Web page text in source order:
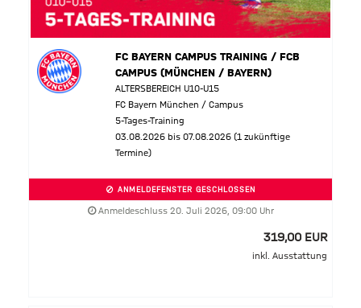
FC BAYERN CAMPUS TRAINING / FCB
CAMPUS (MÜNCHEN / BAYERN)
ALTERSBEREICH U10-U15
FC Bayern München / Campus
5-Tages-Training
03.08.2026 bis 07.08.2026 (1 zukünftige
Termine)
ANMELDEFENSTER GESCHLOSSEN
Anmeldeschluss 20. Juli 2026, 09:00 Uhr
319,00 EUR
inkl. Ausstattung